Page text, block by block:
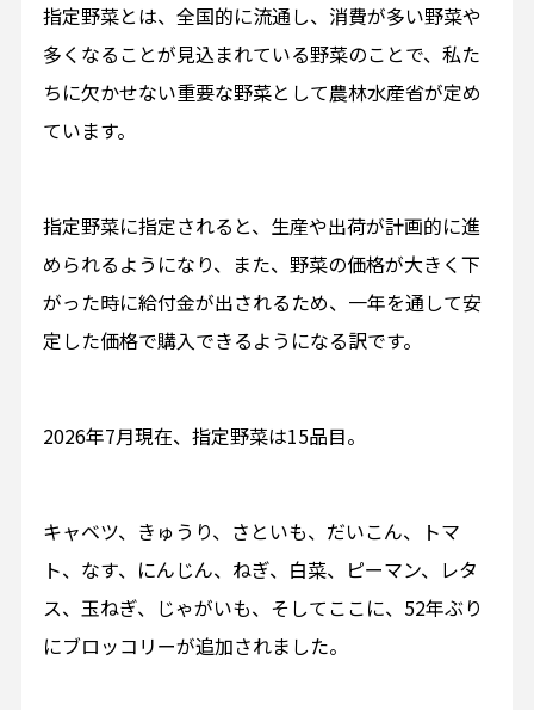
指定野菜とは、全国的に流通し、消費が多い野菜や
多くなることが見込まれている野菜のことで、私た
ちに欠かせない重要な野菜として農林水産省が定め
ています。
指定野菜に指定されると、生産や出荷が計画的に進
められるようになり、また、野菜の価格が大きく下
がった時に給付金が出されるため、一年を通して安
定した価格で購入できるようになる訳です。
2026年7月現在、指定野菜は15品目。
キャベツ、きゅうり、さといも、だいこん、トマ
ト、なす、にんじん、ねぎ、白菜、ピーマン、レタ
ス、玉ねぎ、じゃがいも、そしてここに、52年ぶり
にブロッコリーが追加されました。